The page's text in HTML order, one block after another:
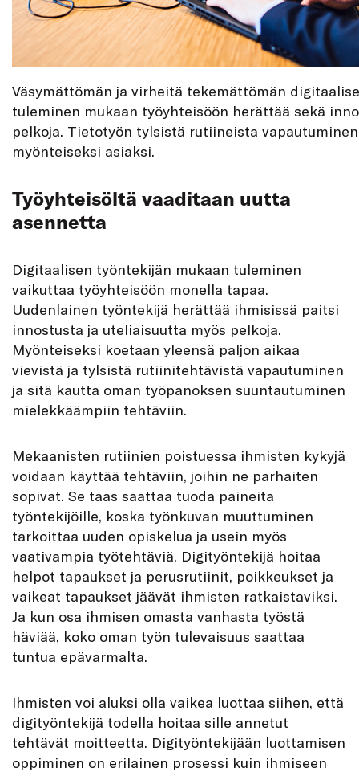
Väsymättömän ja virheitä tekemättömän
tuleminen mukaan työyhteisöön herättää sekä
pelkoja. Tietotyön tylsistä rutiineista
myönteiseksi asiaksi.
Työyhteisöltä vaaditaan uutta
asennetta
Digitaalisen työntekijän mukaan tuleminen
vaikuttaa työyhteisöön monella tapaa.
Uudenlainen työntekijä herättää ihmisissä paitsi
innostusta ja uteliaisuutta myös pelkoja.
Myönteiseksi koetaan yleensä paljon aikaa
vievistä ja tylsistä rutiinitehtävistä vapautuminen
ja sitä kautta oman työpanoksen suuntautuminen
mielekkäämpiin tehtäviin.
Mekaanisten rutiinien poistuessa ihmisten kykyjä
voidaan käyttää tehtäviin, joihin ne parhaiten
sopivat. Se taas saattaa tuoda paineita
työntekijöille, koska työnkuvan muuttuminen
tarkoittaa uuden opiskelua ja usein myös
vaativampia työtehtäviä. Digityöntekijä hoitaa
helpot tapaukset ja perusrutiinit, poikkeukset ja
vaikeat tapaukset jäävät ihmisten ratkaistaviksi.
Ja kun osa ihmisen omasta vanhasta työstä
häviää, koko oman työn tulevaisuus saattaa
tuntua epävarmalta.
Ihmisten voi aluksi olla vaikea luottaa siihen, että
digityöntekijä todella hoitaa sille annetut
tehtävät moitteetta. Digityöntekijään luottamisen
oppiminen on erilainen prosessi kuin ihmiseen